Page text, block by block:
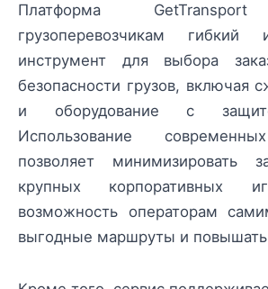
Платформа GetTransport
грузоперевозчикам гибкий
инструмент для выбора
безопасности грузов, включая
и оборудование с
Использование
позволяет минимизировать
крупных корпоративных
возможность операторам
выгодные маршруты и